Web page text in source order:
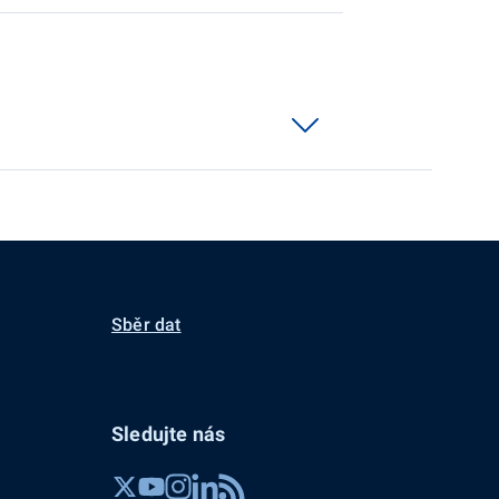
Sběr dat
Sledujte nás